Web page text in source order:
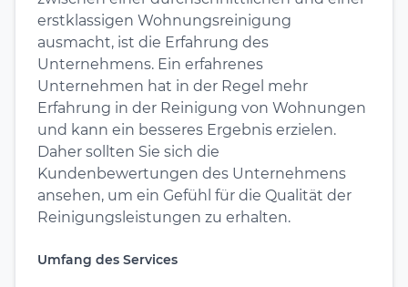
erstklassigen Wohnungsreinigung
ausmacht, ist die Erfahrung des
Unternehmens. Ein erfahrenes
Unternehmen hat in der Regel mehr
Erfahrung in der Reinigung von Wohnungen
und kann ein besseres Ergebnis erzielen.
Daher sollten Sie sich die
Kundenbewertungen des Unternehmens
ansehen, um ein Gefühl für die Qualität der
Reinigungsleistungen zu erhalten.
Umfang des Services